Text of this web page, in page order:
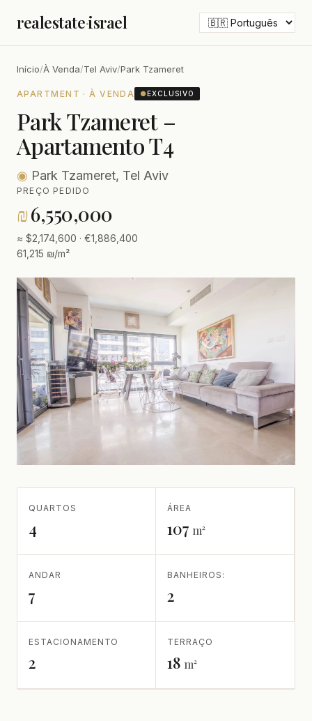
realestate·israel
Início/À Venda/Tel Aviv/Park Tzameret
APARTMENT · À VENDA ●EXCLUSIVO
Park Tzameret –
Apartamento T4
◉ Park Tzameret, Tel Aviv
PREÇO PEDIDO
₪6,550,000
≈ $2,174,600 · €1,886,400
61,215 ₪/m²
QUARTOS
4
ÁREA
107 m²
ANDAR
7
BANHEIROS:
2
ESTACIONAMENTO
2
TERRAÇO
18 m²